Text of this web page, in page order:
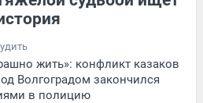
жить»: конфликт казаков
Волгоградом закончился
в полицию